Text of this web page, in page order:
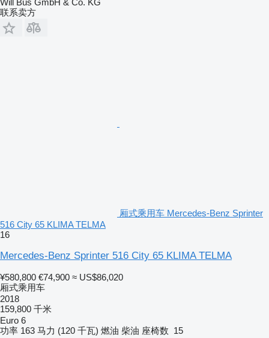
Will Bus GmbH & Co. KG
联系卖方
厢式乘用车 Mercedes-Benz Sprinter
516 City 65 KLIMA TELMA
16
Mercedes-Benz Sprinter 516 City 65 KLIMA TELMA
¥580,800 €74,900 ≈ US$86,020
厢式乘用车
2018
159,800 千米
Euro 6
功率 163 马力 (120 千瓦) 燃油 柴油 座椅数 15